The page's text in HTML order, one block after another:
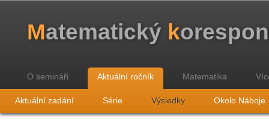
Matematický k
O semináři Aktuální ročník Matematika
Aktuální zadání Série Výsledky Okolo Náboje